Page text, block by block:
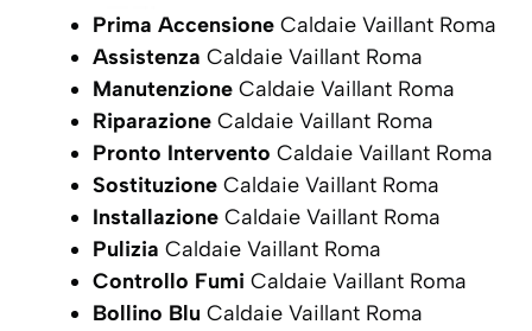
Prima Accensione Caldaie Vaillant Roma
Assistenza Caldaie Vaillant Roma
Manutenzione Caldaie Vaillant Roma
Riparazione Caldaie Vaillant Roma
Pronto Intervento Caldaie Vaillant Roma
Sostituzione Caldaie Vaillant Roma
Installazione Caldaie Vaillant Roma
Pulizia Caldaie Vaillant Roma
Controllo Fumi Caldaie Vaillant Roma
Bollino Blu Caldaie Vaillant Roma